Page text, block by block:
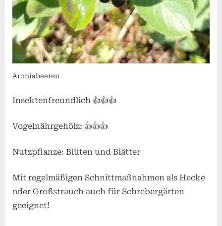
Aroniabeeren
Insektenfreundlich 👍👍👍
Vogelnährgehölz: 👍👍👍
Nutzpflanze: Blüten und Blätter
Mit regelmäßigen Schnittmaßnahmen als Hecke
oder Großstrauch auch für Schrebergärten
geeignet!